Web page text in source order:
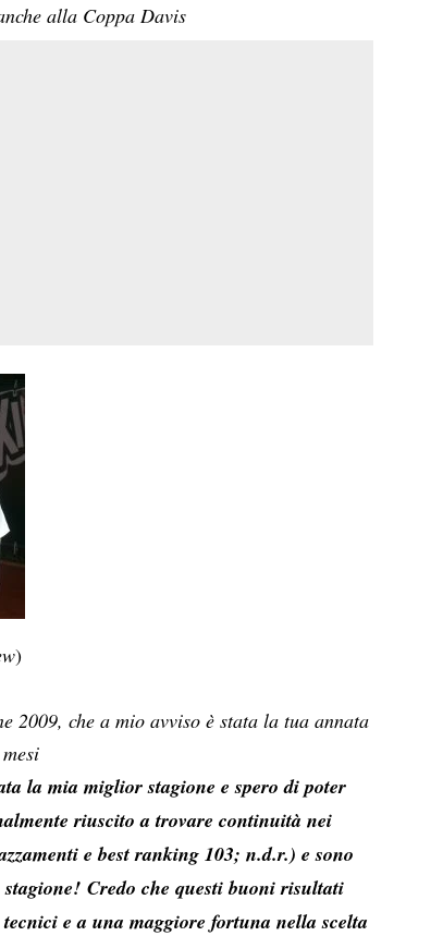
alla Coppa Davis
)
2009, che a mio avviso è stata la tua annata
la mia miglior stagione e spero di poter
riuscito a trovare continuità nei
e best ranking 103; n.d.r.) e sono
Credo che questi buoni risultati
e a una maggiore fortuna nella scelta